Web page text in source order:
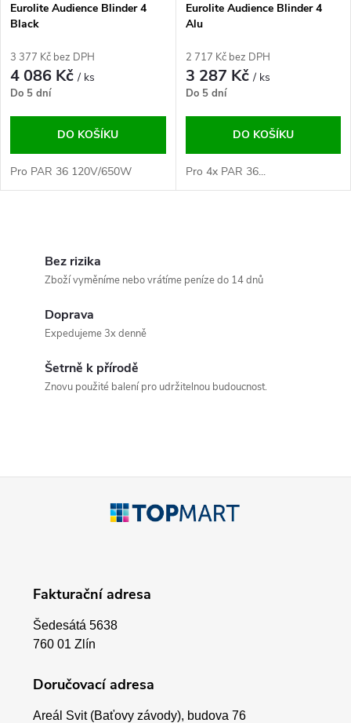
Eurolite Audience Blinder 4
Black
3 377 Kč bez DPH
4 086 Kč/ ks
Do 5 dní
DO KOŠÍKU
Pro PAR 36 120V/650W
Eurolite Audience Blinder 4
Alu
2 717 Kč bez DPH
3 287 Kč/ ks
Do 5 dní
DO KOŠÍKU
Pro 4x PAR 36...
Bez rizika
Zboží vyměníme nebo vrátíme peníze do 14 dnů
Doprava
Expedujeme 3x denně
Šetrně k přírodě
Znovu použité balení pro udržitelnou budoucnost.
Fakturační adresa
Šedesátá 5638
760 01 Zlín
Doručovací adresa
Areál Svit (Baťovy závody), budova 76